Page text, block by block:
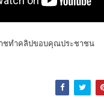
ชทำคลิปขอบคุณประชาชน